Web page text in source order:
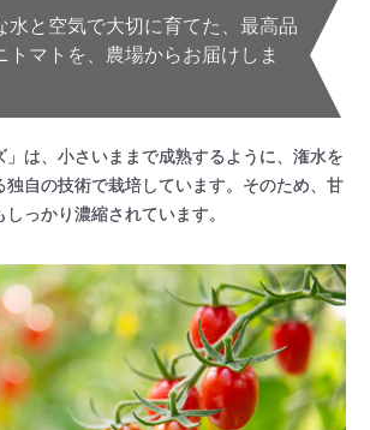
水と空気で大切に育てた、最高品
トマトを、農場からお届けしま
」は、小さいままで成熟するように、潅水を
独自の技術で栽培しています。そのため、甘
っかり濃縮されています。